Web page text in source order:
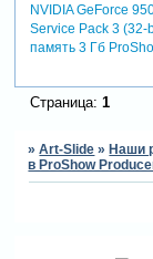
NVIDIA GeForce
Service Pack 3 (32-
память 3 Гб
Страница: 1
»Art-Slide » Наши
в ProShow